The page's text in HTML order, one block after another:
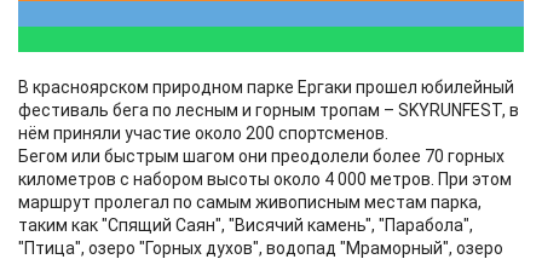
В красноярском природном парке Ергаки прошел юбилейный
фестиваль бега по лесным и горным тропам – SKYRUNFEST, в
нём приняли участие около 200 спортсменов.
Бегом или быстрым шагом они преодолели более 70 горных
километров с набором высоты около 4 000 метров. При этом
маршрут пролегал по самым живописным местам парка,
таким как "Спящий Саян", "Висячий камень", "Парабола",
"Птица", озеро "Горных духов", водопад "Мраморный", озеро